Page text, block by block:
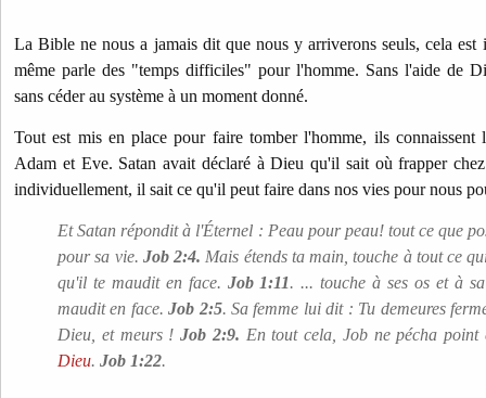
La Bible ne nous a jamais dit que nous y arriverons seuls, cela
même parle des "temps difficiles" pour l'homme. Sans l'aide de
sans céder au système à un moment donné.
Tout est mis en place pour faire tomber l'homme, ils connaissent
Adam et Eve. Satan avait déclaré à Dieu qu'il sait où frapper
individuellement, il sait ce qu'il peut faire dans nos vies pour nous
Et Satan répondit à l'Éternel : Peau pour peau! tout ce que
pour sa vie. Job 2:4. Mais étends ta main, touche à tout ce
qu'il te maudit en face. Job 1:11. ... touche à ses os et à
maudit en face.Job 2:5. Sa femme lui dit : Tu demeures
Dieu, et meurs !Job 2:9. En tout cela, Job ne pécha
Dieu. Job 1:22.